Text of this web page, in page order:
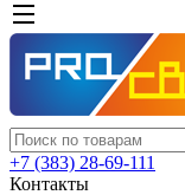
+7 (383) 28-69-111
Контакты